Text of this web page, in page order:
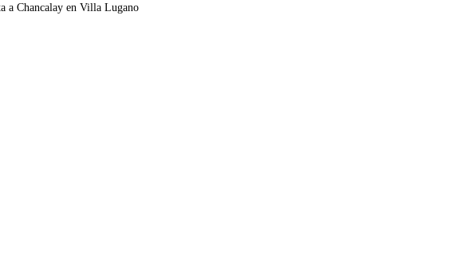
a Chancalay en Villa Lugano